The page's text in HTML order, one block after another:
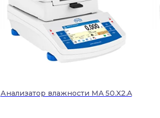
Анализатор влажности MA 50.X2.A